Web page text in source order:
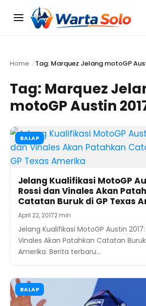
Menu
Home Tag: Marquez Jelang motoGP
Tag: Marquez
motoGP Austin
BALAP
Jelang Kualifikasi MotoGP
Rossi dan Vinales Akan
Catatan Buruk di GP Texas
April 22, 20172 min
Jelang Kualifikasi MotoGP Austin
Vinales Akan Patahkan Catatan
Amerika. Berita terbaru…
BALAP